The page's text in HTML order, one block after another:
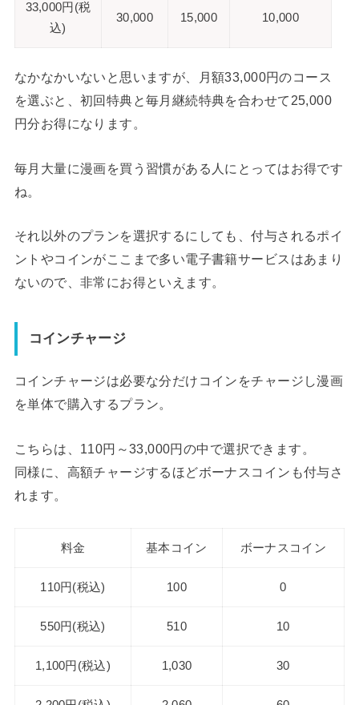
33,000円(税
込)
30,000 15,000 10,000
なかなかいないと思いますが、月額33,000円のコース
を選ぶと、初回特典と毎月継続特典を合わせて25,000
円分お得になります。
毎月大量に漫画を買う習慣がある人にとってはお得です
ね。
それ以外のプランを選択するにしても、付与されるポイ
ントやコインがここまで多い電子書籍サービスはあまり
ないので、非常にお得といえます。
コインチャージ
コインチャージは必要な分だけコインをチャージし漫画
を単体で購入するプラン。
こちらは、110円～33,000円の中で選択できます。
同様に、高額チャージするほどボーナスコインも付与さ
れます。
料金 基本コイン ボーナスコイン
110円(税込) 100 0
550円(税込) 510 10
1,100円(税込) 1,030 30